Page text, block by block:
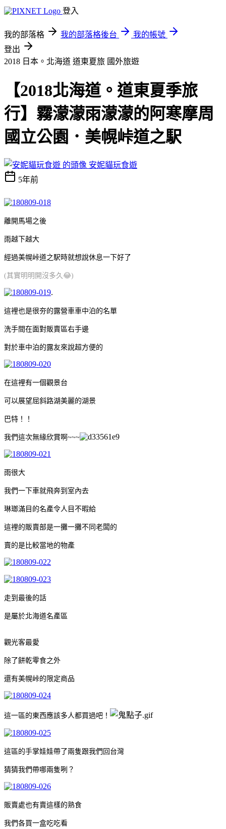
登入
我的部落格 我的部落格後台
我的帳號
登出
2018 日本。北海道 道東夏旅 國外旅遊
【2018北海道。道東夏季旅
行】霧濛濛雨濛濛的阿寒摩周
國立公園．美幌峠道之駅
安妮貓玩食遊
5年前
離開馬場之後
雨越下越大
經過美幌峠道之駅時就想說休息一下好了
(其實明明開沒多久😂)
.
這裡也是很夯的露營車車中泊的名單
洗手間在面對販賣區右手邊
對於車中泊的露友來說超方便的
在這裡有一個觀景台
可以展望屈斜路湖美麗的湖景
巴特！！
我們這次無緣欣賞啊~~~
雨很大
我們一下車就飛奔到室內去
琳瑯滿目的名產令人目不暇給
這裡的販賣部是一攤一攤不同老闆的
賣的是比較當地的物產
走到最後的話
是屬於北海道名產區
觀光客最愛
除了餅乾零食之外
還有美幌峠的限定商品
這一區的東西應該多人都買過吧！
這區的手掌娃娃帶了兩隻跟我們回台灣
猜猜我們帶哪兩隻咧？
販賣處也有賣這樣的熟食
我們各買一盒吃吃看